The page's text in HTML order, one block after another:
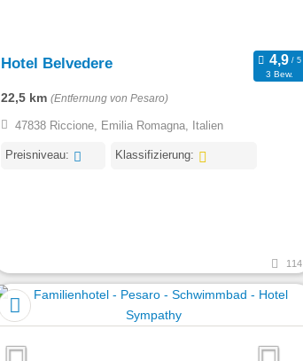
Hotel Belvedere
3 Bew.
22,5 km (Entfernung von Pesaro)
47838 Riccione, Emilia Romagna, Italien
Preisniveau: Klassifizierung:
114